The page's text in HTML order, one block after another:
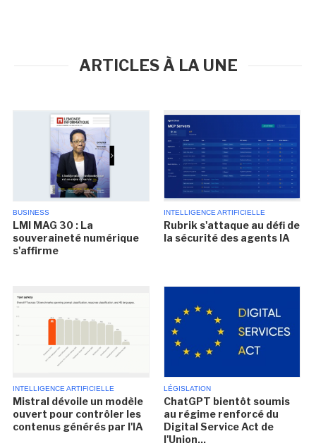
ARTICLES À LA UNE
BUSINESS
LMI MAG 30 : La
souveraineté numérique
s'affirme
INTELLIGENCE ARTIFICIELLE
Rubrik s'attaque au défi de
la sécurité des agents IA
INTELLIGENCE ARTIFICIELLE
Mistral dévoile un modèle
ouvert pour contrôler les
contenus générés par l'IA
LÉGISLATION
ChatGPT bientôt soumis
au régime renforcé du
Digital Service Act de
l'Union...